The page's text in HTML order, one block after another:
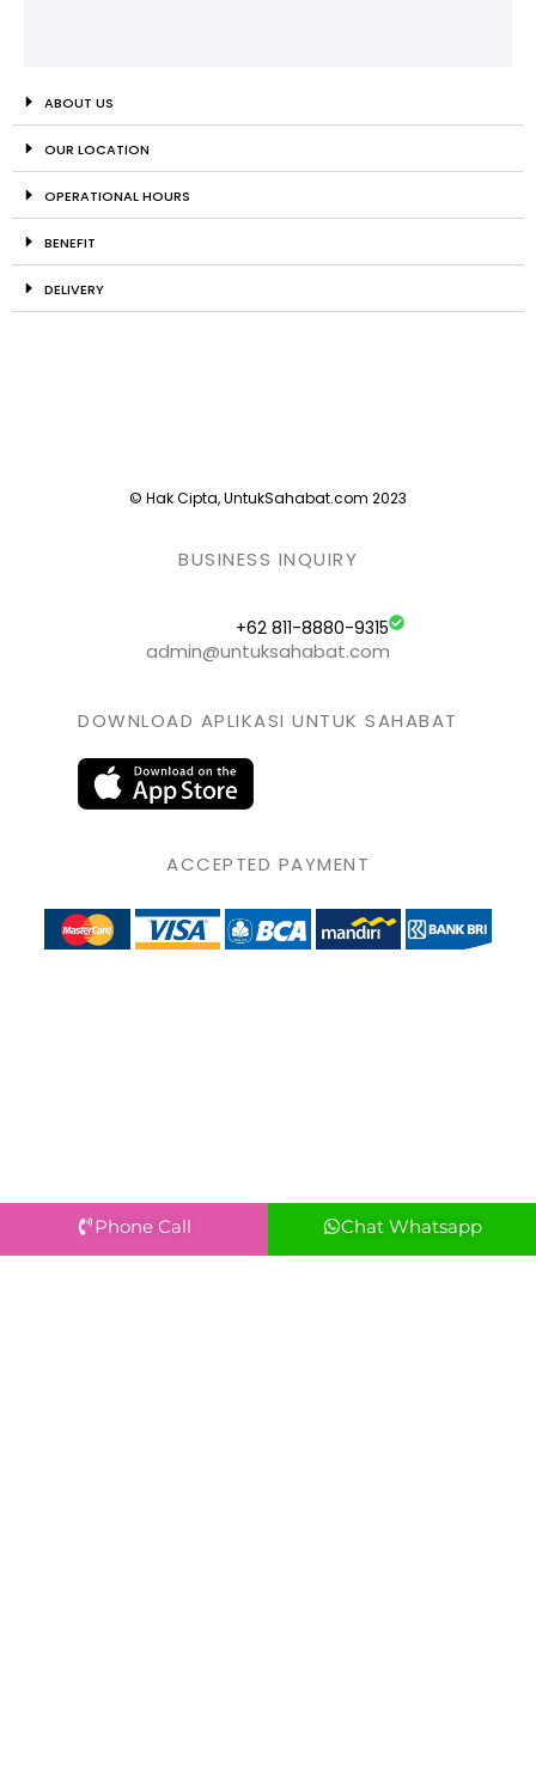
ABOUT US
OUR LOCATION
OPERATIONAL HOURS
BENEFIT
DELIVERY
© Hak Cipta, UntukSahabat.com 2023
BUSINESS INQUIRY
+62 811-8880-9315
admin@untuksahabat.com
DOWNLOAD APLIKASI UNTUK SAHABAT
ACCEPTED PAYMENT
Phone Call Chat Whatsapp